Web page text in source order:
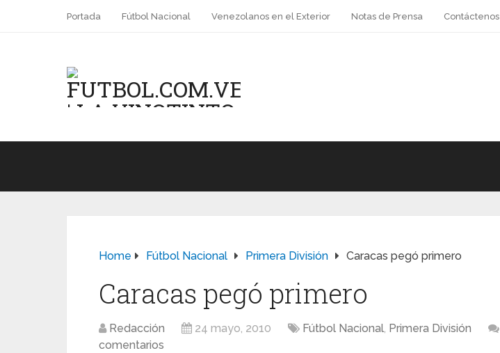
Portada Fútbol Nacional Venezolanos en el Exterior Notas de Prensa Contáctenos
Home Fútbol Nacional Primera División Caracas pegó primero
Caracas pegó primero
Redacción 24 mayo, 2010 Fútbol Nacional, Primera División
comentarios